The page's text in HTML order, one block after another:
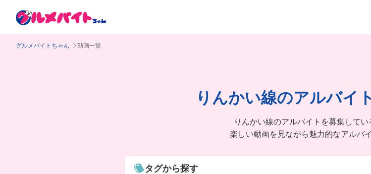
グルメバイトちゃん 動画一覧
りんかい線のアルバイ
りんかい線のアルバイトを募集して
楽しい動画を見ながら魅力的なアルバ
タグから探す